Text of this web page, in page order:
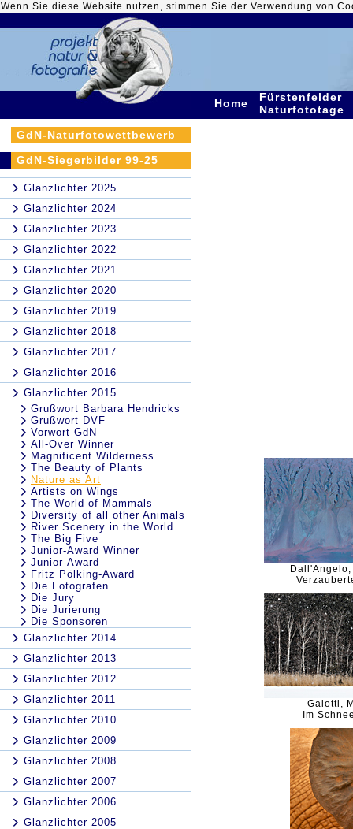
Wenn Sie diese Website nutzen, stimmen Sie der Verwendung von
Home
Fürstenfelder
Naturfototage
GdN-Naturfotowettbewerb
GdN-Siegerbilder 99-25
Glanzlichter 2025
Glanzlichter 2024
Glanzlichter 2023
Glanzlichter 2022
Glanzlichter 2021
Glanzlichter 2020
Glanzlichter 2019
Glanzlichter 2018
Glanzlichter 2017
Glanzlichter 2016
Glanzlichter 2015
Grußwort Barbara Hendricks
Grußwort DVF
Vorwort GdN
All-Over Winner
Magnificent Wilderness
The Beauty of Plants
Nature as Art
Artists on Wings
The World of Mammals
Diversity of all other Animals
River Scenery in the World
The Big Five
Junior-Award Winner
Junior-Award
Fritz Pölking-Award
Die Fotografen
Die Jury
Die Jurierung
Die Sponsoren
Glanzlichter 2014
Glanzlichter 2013
Glanzlichter 2012
Glanzlichter 2011
Glanzlichter 2010
Glanzlichter 2009
Glanzlichter 2008
Glanzlichter 2007
Glanzlichter 2006
Glanzlichter 2005
Gaiotti,
Im